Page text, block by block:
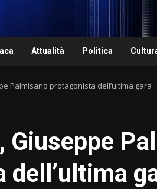
Attualità Politica
Palmisano protagonista dell’ultima gara
Giuseppe
dell’ultima